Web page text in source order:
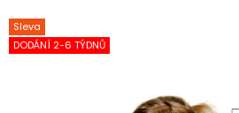
Sleva
DODÁNÍ 2-6 TÝDNŮ